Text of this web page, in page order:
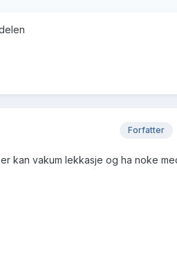
Forfatter
kan vakum lekkasje og ha noke